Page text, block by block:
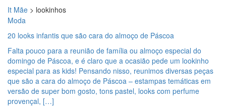
It Mãe > lookinhos
Moda
20 looks infantis que são cara do almoço de Páscoa
Falta pouco para a reunião de família ou almoço especial do
domingo de Páscoa, e é claro que a ocasião pede um lookinho
especial para as kids! Pensando nisso, reunimos diversas peças
que são a cara do almoço de Páscoa – estampas temáticas em
versão de super bom gosto, tons pastel, looks com perfume
provençal, […]